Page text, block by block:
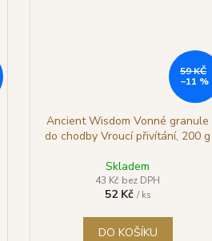
59 KČ
–11 %
Ancient Wisdom Vonné granule
do chodby Vroucí přivítání, 200 g
Skladem
43 Kč bez DPH
52 Kč/ ks
DO KOŠÍKU